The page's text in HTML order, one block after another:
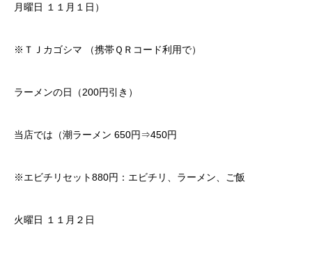
月曜日 １１月１日）
※ＴＪカゴシマ （携帯ＱＲコード利用で）
ラーメンの日（200円引き）
当店では（潮ラーメン 650円⇒450円
※エビチリセット880円：エビチリ、ラーメン、ご飯
火曜日 １１月２日